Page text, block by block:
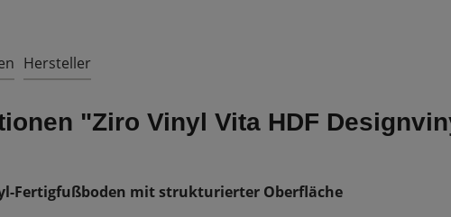
Hersteller
"Ziro Vinyl Vita HDF
Fertigfußboden mit strukturierter Oberfläche